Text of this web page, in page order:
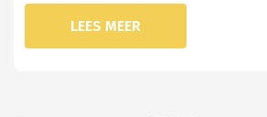
LEES MEER